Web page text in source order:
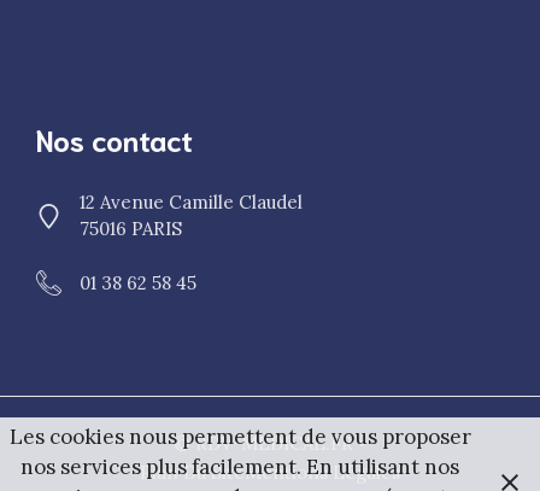
Nos contact
12 Avenue Camille Claudel
75016 PARIS
01 38 62 58 45
© RDV-MEDICAL.FR •
Plan Du SiteMentions Légales
Les cookies nous permettent de vous proposer
nos services plus facilement. En utilisant nos